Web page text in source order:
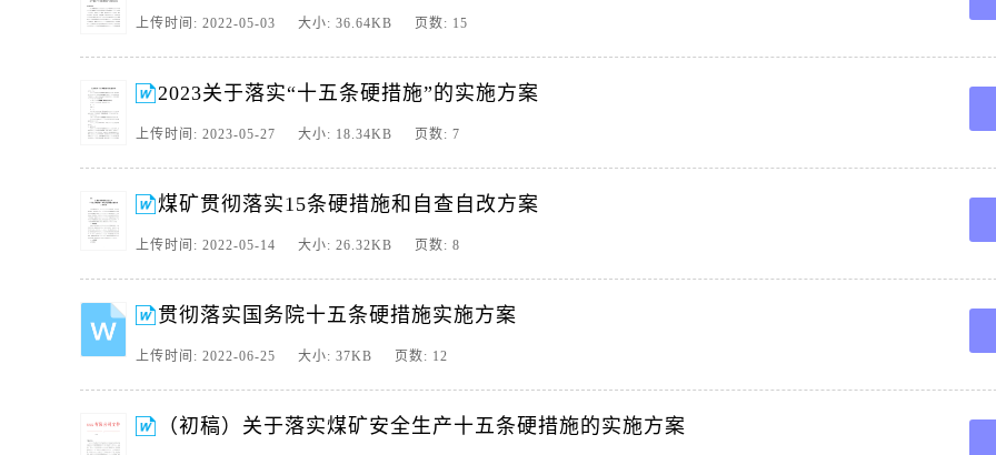
8、国务院安全生产委员会防范遏制矿山领域重特大生产安全事故的硬措施贯彻学习专题会,宣贯人,雅店煤业公司总经理胡伟,陕西华彬雅店煤业有限公司雅
院安全生产委员会印发关于防范遏制矿山领域重特大生产安全事故的硬措施的通知安委20241号各省。
上传时间: 2022-05-03 大小: 36.64KB 页数: 15
2023关于落实“十五条硬措施”的实施方案
上传时间: 2023-05-27 大小: 18.34KB 页数: 7
煤矿贯彻落实15条硬措施和自查自改方案
上传时间: 2022-05-14 大小: 26.32KB 页数: 8
贯彻落实国务院十五条硬措施实施方案
上传时间: 2022-06-25 大小: 37KB 页数: 12
（初稿）关于落实煤矿安全生产十五条硬措施的实施方案